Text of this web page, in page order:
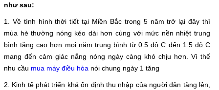
như sau:
1. Về tình hình thời tiết tại Miền Bắc trong 5 năm trở lại đây thì
mùa hè thường nóng kéo dài hơn cùng với mức nền nhiệt trung
bình tăng cao hơn mọi năm trung bình từ 0.5 độ C đến 1.5 độ C
mang đến cảm giác nắng nóng ngày càng khó chịu hơn. Vì thế
nhu cầu mua máy điều hòa nói chung ngày 1 tăng
2. Kinh tế phát triển khá ổn định thu nhập của người dân tăng lên,